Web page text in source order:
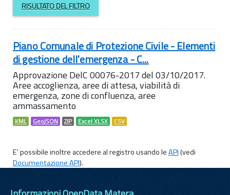
RISULTATO DEL FILTRO
Piano Comunale di Protezione Civile - Elementi
di gestione dell'emergenza - C...
Approvazione DelC 00076-2017 del 03/10/2017.
Aree accoglienza, aree di attesa, viabilità di
emergenza, zone di confluenza, aree
ammassamento
KML GeoJSON ZIP Excel XLSX CSV
E' possibile inoltre accedere al registro usando leAPI(vedi
Documentazione API).